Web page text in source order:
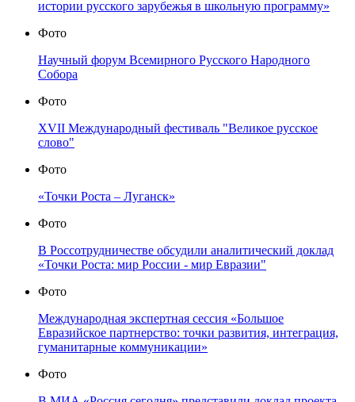
истории русского зарубежья в школьную программу»
Фото
Научный форум Всемирного Русского Народного
Собора
Фото
XVII Международный фестиваль "Великое русское
слово"
Фото
«Точки Роста – Луганск»
Фото
В Россотрудничестве обсудили аналитический доклад
«Точки Роста: мир России - мир Евразии"
Фото
Международная экспертная сессия «Большое
Евразийское партнерство: точки развития, интеграция,
гуманитарные коммуникации»
Фото